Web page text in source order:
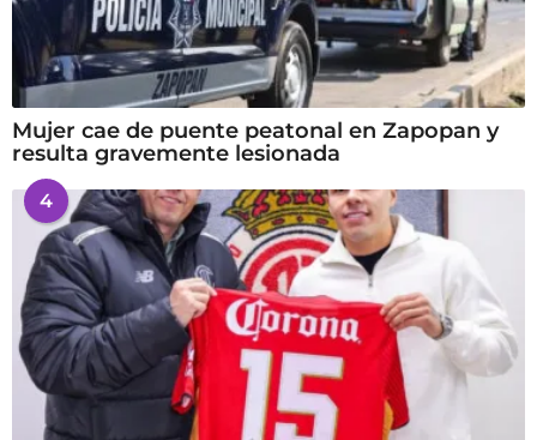
Mujer cae de puente peatonal en Zapopan y
resulta gravemente lesionada
4